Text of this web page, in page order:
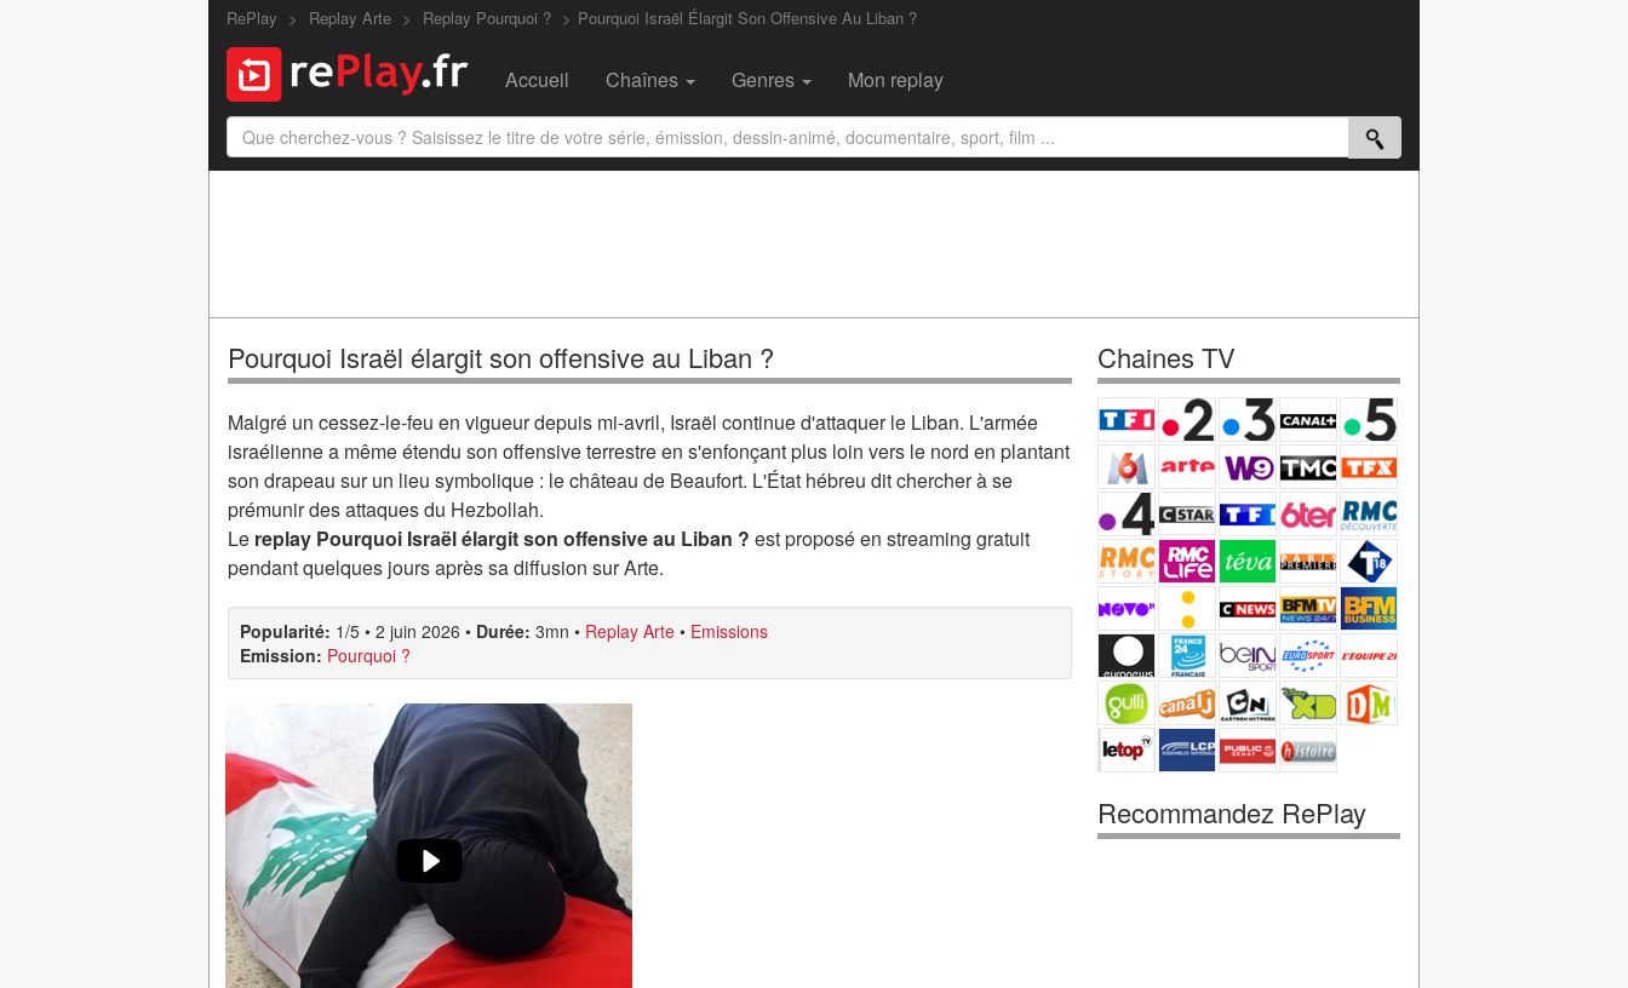
RePlay Replay Arte Replay Pourquoi ? Pourquoi Israël Élargit Son Offensive Au Liban ?
Accueil Chaînes Genres Mon replay
Pourquoi Israël élargit son offensive au Liban ?
Malgré un cessez-le-feu en vigueur depuis mi-avril, Israël continue d'attaquer le Liban. L'armée
israélienne a même étendu son offensive terrestre en s'enfonçant plus loin vers le nord en plantant
son drapeau sur un lieu symbolique : le château de Beaufort. L'État hébreu dit chercher à se
prémunir des attaques du Hezbollah.
Le replay Pourquoi Israël élargit son offensive au Liban ? est proposé en streaming gratuit
pendant quelques jours après sa diffusion sur Arte.
Popularité: 1/5 • 2 juin 2026 • Durée: 3mn • Replay Arte • Emissions
Emission: Pourquoi ?
Chaines TV
Recommandez RePlay